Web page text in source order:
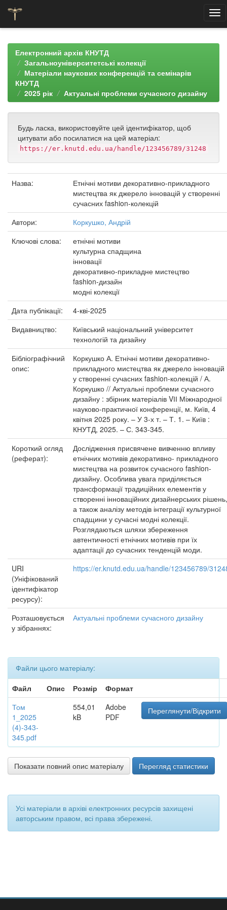
navigationЕлектронний архів КНУТД
Загальноуніверситетські колекції
Матеріали наукових конференцій та семінарів
КНУТД
2025 рік
Актуальні проблеми сучасного дизайну
Будь ласка, використовуйте цей ідентифікатор, щоб
цитувати або посилатися на цей матеріал:
https://er.knutd.edu.ua/handle/123456789/31248
Назва:
Етнічні мотиви декоративно-прикладного
мистецтва як джерело інновацій у створенні
сучасних fashion-колекцій
Автори:
Коркушко, Андрій
Ключові слова:
етнічні мотиви
культурна спадщина
інновації
декоративно-прикладне мистецтво
fashion-дизайн
модні колекції
Дата публікації:
4-кві-2025
Видавництво:
Київський національний університет
технологій та дизайну
Бібліографічний
опис:
Коркушко А. Етнічні мотиви декоративно-
прикладного мистецтва як джерело інновацій
у створенні сучасних fashion-колекцій / А.
Коркушко // Актуальні проблеми сучасного
дизайну : збірник матеріалів VІІ Міжнародної
науково-практичної конференції, м. Київ, 4
квітня 2025 року. – У 3-х т. – Т. 1. – Київ :
КНУТД, 2025. – С. 343-345.
Короткий огляд
(реферат):
Дослідження присвячене вивченню впливу
етнічних мотивів декоративно- прикладного
мистецтва на розвиток сучасного fashion-
дизайну. Особлива увага приділяється
трансформації традиційних елементів у
створенні інноваційних дизайнерських рішень,
а також аналізу методів інтеграції культурної
спадщини у сучасні модні колекції.
Розглядаються шляхи збереження
автентичності етнічних мотивів при їх
адаптації до сучасних тенденцій моди.
URI
(Уніфікований
ідентифікатор
ресурсу):
https://er.knutd.edu.ua/handle/123456789/
Розташовується
у зібраннях:
Актуальні проблеми сучасного дизайну
Файли цього матеріалу:
Файл
Опис Розмір
Формат
Том
1_2025
(4)-343-
345.pdf
554,01
kB
Adobe
PDF
Переглянути/Відкрити
Показати повний опис матеріалу Перегляд статистики
Усі матеріали в архіві електронних ресурсів захищені
авторським правом, всі права збережені.